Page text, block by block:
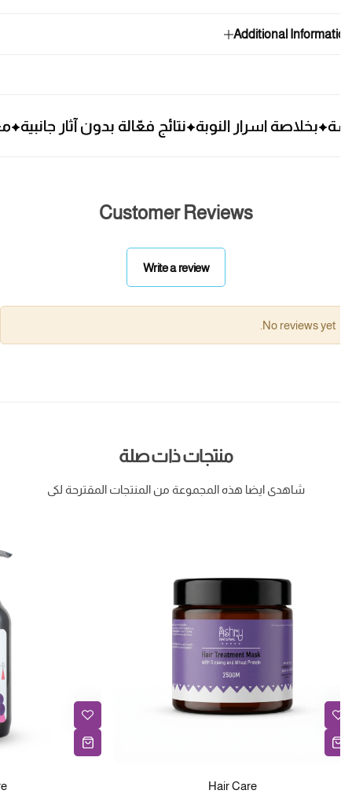
Additional
بخلاصة اسرار النوبة نتائج فعّالة بدون آثار جانبية بخلاصة اسرار النوبة نتائج فعّالة بدون آثار جانبية بخلاصة اسرار النوبة نتائج فعّالة بدون آثار جانبية
Customer Reviews
Write a review
No reviews yet.
منتجات ذات صلة
شاهدى ايضا هذه المجموعة من المنتجات المقترحة لكى
Hair Care